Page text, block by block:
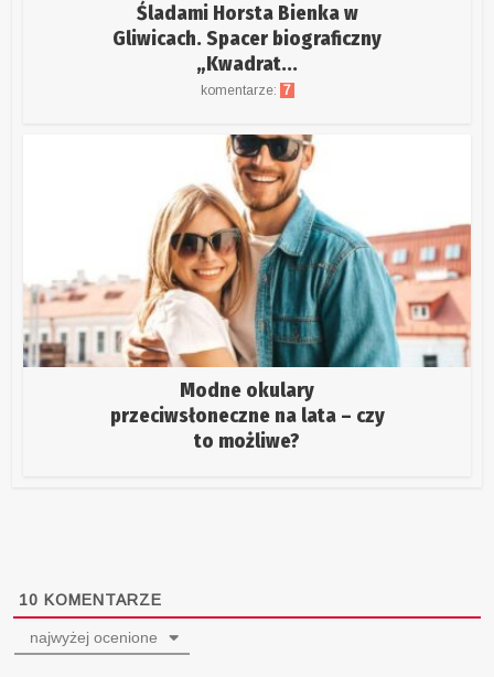
Śladami Horsta Bienka w
Gliwicach. Spacer biograficzny
„Kwadrat...
komentarze: 7
Modne okulary
przeciwsłoneczne na lata – czy
to możliwe?
10 KOMENTARZE
najwyżej ocenione